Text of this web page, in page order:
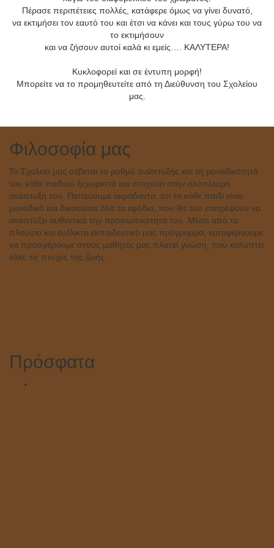
Πέρασε περιπέτειες πολλές, κατάφερε όμως να γίνει δυνατό,
να εκτιμήσει τον εαυτό του και έτσι να κάνει και τους γύρω του να
το εκτιμήσουν
και να ζήσουν αυτοί καλά κι εμείς…. ΚΑΛΥΤΕΡΑ!
Κυκλοφορεί και σε έντυπη μορφή!
Μπορείτε να το προμηθευτείτε από τη Διεύθυνση του Σχολείου
μας.
Φιλοσοφία μας
Το Σχολείο μας σέβεται το ρυθμό ανάπτυξης και τη μοναδικότητά
του κάθε παιδιού ξεχωριστά και στοχεύει στην ολόπλευρη
ανάπτυξη του. Πιστεύουμε ακράδαντα, ότι το κάθε παιδί είναι
μοναδικό και δικαιούται όλα τα εφόδια, που θα του επιτρέψουν να
αναπτύξει αυθεντικά την προσωπικότητά του. Μέσα από το
πλούσιο και ευέλικτο εκπαιδευτικό μας πρόγραμμα, καταφέρνουμε
να προσφέρουμε στους μαθητές μας πλατιά γνώση, που καλύπτει
όλες τις πτυχές της ζωής.
Πρόσφατα